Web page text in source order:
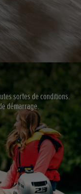
sortes de conditions.
démarrage.